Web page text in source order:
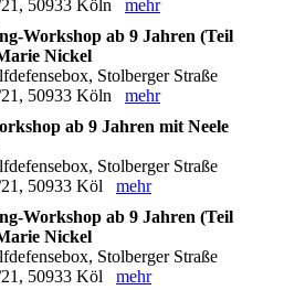
50933 Köln mehr
Workshop ab 9 Jahren (Teil
Nickel
Stolberger Straße
50933 Köln mehr
ab 9 Jahren mit Neele
Stolberger Straße
50933 Köl mehr
Workshop ab 9 Jahren (Teil
Nickel
Stolberger Straße
50933 Köl mehr